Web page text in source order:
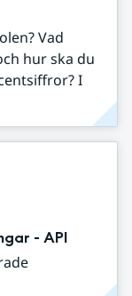
Vad
hur ska du
I
- API